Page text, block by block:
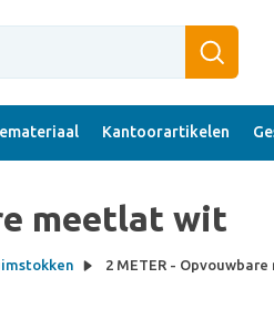
Kantoorartikelen
meetlat wit
2 METER -